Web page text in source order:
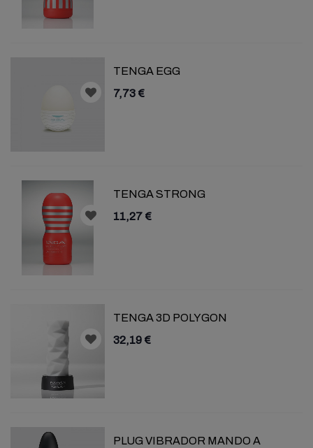
TENGA EGG
7,73 €
TENGA STRONG
11,27 €
TENGA 3D POLYGON
32,19 €
PLUG VIBRADOR MANDO A